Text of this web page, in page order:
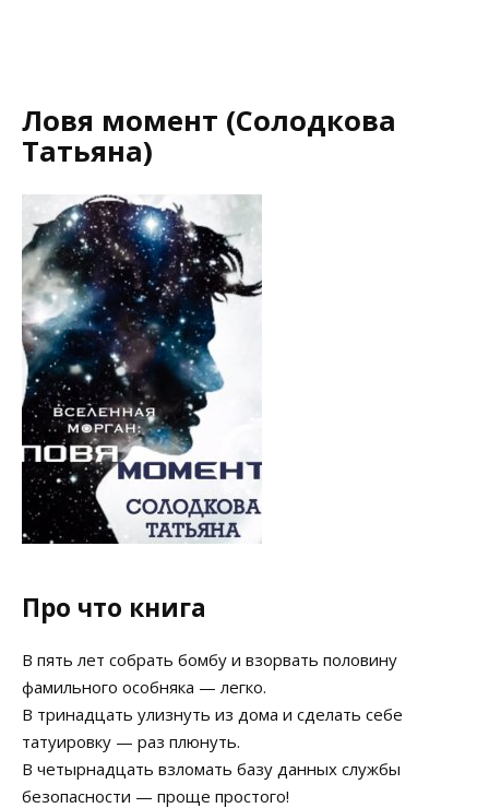
Ловя момент (Солодкова
Татьяна)
Про что книга
В пять лет собрать бомбу и взорвать половину
фамильного особняка — легко.
В тринадцать улизнуть из дома и сделать себе
татуировку — раз плюнуть.
В четырнадцать взломать базу данных службы
безопасности — проще простого!